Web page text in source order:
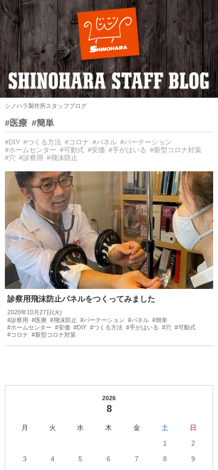
シノハラ製作所スタッフブログ
#医療 #簡単
#DIY #つくる方法 #コロナ #パネル #パーテーション
#ホームセンター #可動式 #安価 #手がはいる #新型コロナ対策
#穴 #診察用 #飛沫防止
診察用飛沫防止パネルをつくってみました
2020年10月27日(火)
#診察用 #医療 #飛沫防止 #パーテーション #パネル #簡単
#ホームセンター #安価 #DIY #つくる方法 #手がはいる #穴 #可動式
#コロナ #新型コロナ対策
2026
8
月 火 水 木 金 土
日
1
2
3
4 5 6 7 8
9